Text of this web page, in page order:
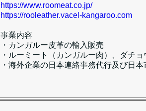
https://www.roomeat.co.jp/
https://rooleather.vacel-kangaroo.com
事業内容
・カンガルー皮革の輸入販売
・ルーミート（カンガルー肉）、ダチ
・海外企業の日本連絡事務代行及び日